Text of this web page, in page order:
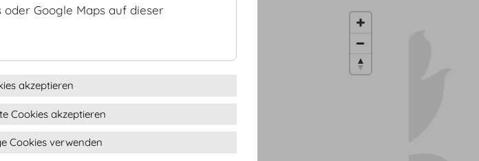
oder Google Maps auf dieser
akzeptieren
Cookies akzeptieren
Cookies verwenden